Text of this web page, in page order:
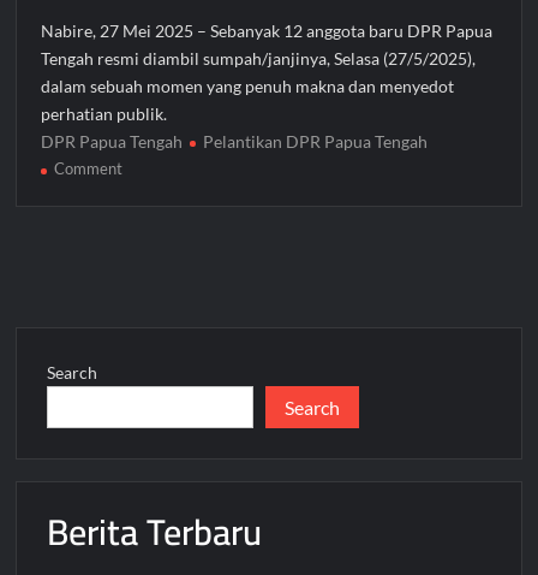
Nabire, 27 Mei 2025 – Sebanyak 12 anggota baru DPR Papua
Tengah resmi diambil sumpah/janjinya, Selasa (27/5/2025),
dalam sebuah momen yang penuh makna dan menyedot
perhatian publik.
DPR Papua Tengah
Pelantikan DPR Papua Tengah
Commenton
Dilantik
Search
Search
Berita Terbaru